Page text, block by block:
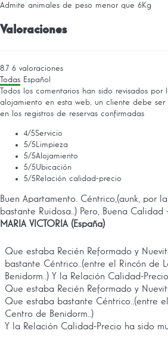
Admite animales de peso menor que 6Kg
Valoraciones
8.7 6 valoraciones
Todas Español
Todos los comentarios han sido revisados por
alojamiento en esta web, un cliente debe
en los registros de reservas confirmadas
4/5Servicio
5/5 Limpieza
5/5Alojamiento
5/5Ubicación
5/5 Relación calidad-precio
Buen Apartamento. Céntrico,(aunk, por
bastante Ruidosa..) Pero, Buena Calidad
MARIA VICTORIA (España)
Que estaba Recién Reformado y
bastante Céntrico..(entre el Rincón de
Benidorm..) Y la Relación Calidad-
Que estaba Recién Reformado y
Que estaba bastante Céntrico..(entre
Centro de Benidorm..)
Y la Relación Calidad-Precio ha sido